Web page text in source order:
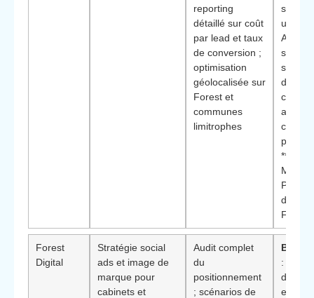
reporting
détaillé sur coût
par lead et taux
de conversion ;
optimisation
géolocalisée sur
Forest et
communes
limitrophes
A/B
sur
de
piloter
Meta
de
Forest
Digital
Stratégie social
ads et image de
marque pour
cabinets et
Audit complet
du
positionnement
; scénarios de
:
de la
en